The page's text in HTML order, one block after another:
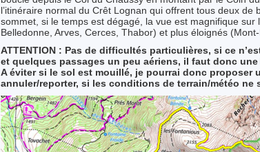
l’itinéraire normal du Crêt Lognan qui offrent tous deux de
sommet, si le temps est dégagé, la vue est magnifique sur
Belledonne, Arves, Cerces, Thabor) et plus éloignés
ATTENTION : Pas de difficultés particulières, si ce
et quelques passages un peu aériens, il faut donc une
A éviter si le sol est mouillé, je pourrai donc proposer
annuler/reporter, si les conditions de terrain/météo ne